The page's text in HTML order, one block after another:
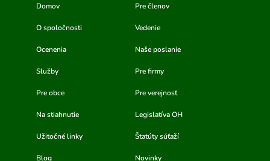
Domov Pre členov
O spoločnosti Vedenie
Ocenenia Naše poslanie
Služby Pre firmy
Pre obce Pre verejnosť
Na stiahnutie Legislatíva OH
Užitočné linky Štatúty súťaží
Blog Novinky